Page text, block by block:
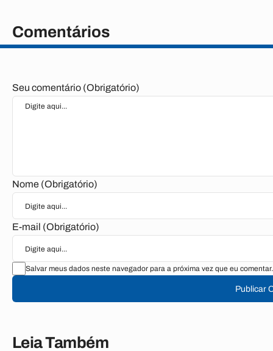
Comentários
Seu comentário (Obrigatório)
Nome (Obrigatório)
E-mail (Obrigatório)
Salvar meus dados neste navegador para a próxima vez que eu comentar.
Publicar
Leia Também